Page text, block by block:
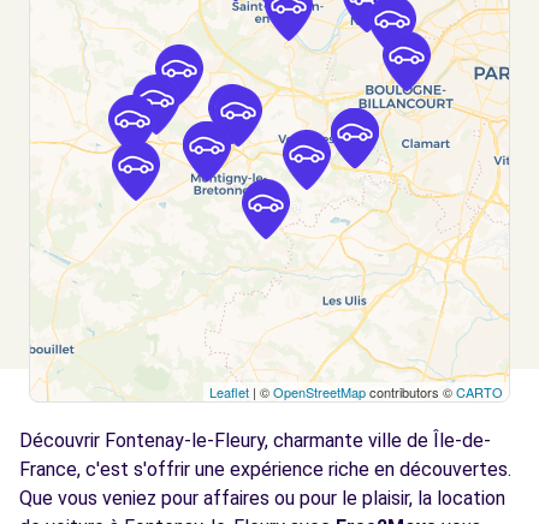
4 RUE DES ENTREPRENEURS
LES CLAYES-SOUS-BOIS, 78340
Voir l'agence
Free2Move Rent - GARAGE DE LA CHAINE -
PLAISIR (C)
6.6
km
1264 RUE JULES REGNIER
PLAISIR, 78370
Voir l'agence
Free2Move Rent - GARAGE ST HONORE -
7.9
641 AVENUE GUYNEMER
BUC, 78530
Leaflet | ©OpenStreetMapcontributors ©CARTO
Découvrir Fontenay-le-Fleury, charmante ville de Île-de-
France, c'est s'offrir une expérience riche en découvertes.
Que vous veniez pour affaires ou pour le plaisir, la location